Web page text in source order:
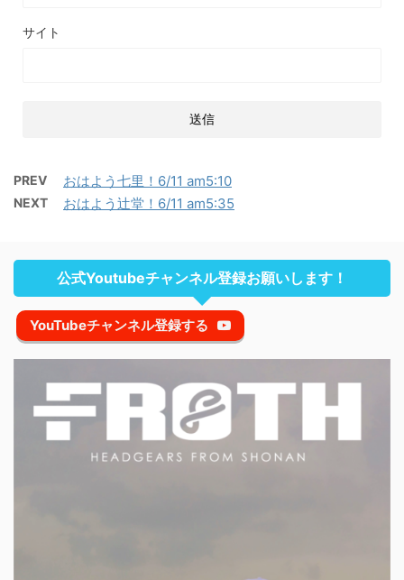
サイト
PREV おはよう七里！6/11 am5:10
NEXT おはよう辻堂！6/11 am5:35
公式Youtubeチャンネル登録お願いします！
YouTubeチャンネル登録する